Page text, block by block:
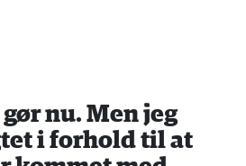
nu. Men jeg
i forhold til at